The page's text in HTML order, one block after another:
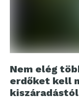
Nem elég
erdőket kell
kiszáradástól